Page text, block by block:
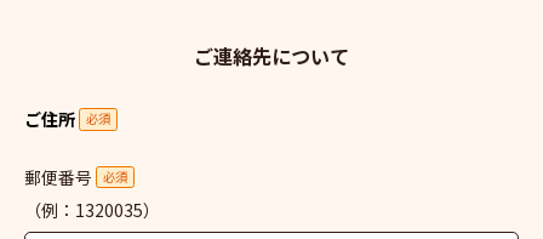
ご連絡先について
ご住所 必須
郵便番号 必須
（例：1320035）